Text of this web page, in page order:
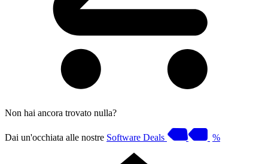
Non hai ancora trovato nulla?
Dai un'occhiata alle nostre Software Deals %